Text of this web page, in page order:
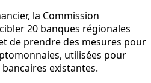
la Commission
20 banques régionales
de prendre des mesures pour
utilisées pour
existantes.